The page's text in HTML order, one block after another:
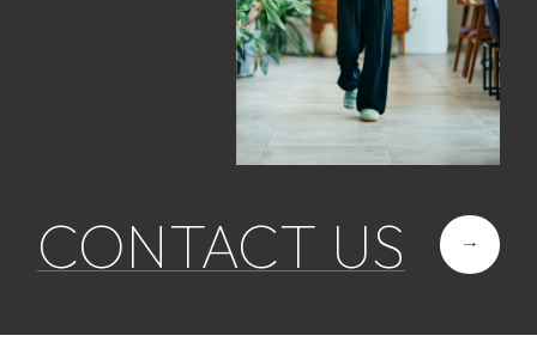
CONTACT US
FLOW
ブランディング